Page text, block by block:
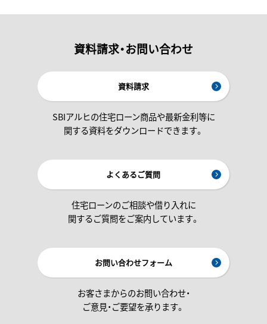
資料請求・お問い合わせ
資料請求
SBIアルヒの住宅ローン商品や最新金利等に
関する資料をダウンロードできます。
よくあるご質問
住宅ローンのご相談や借り入れに
関するご質問をご案内しています。
お問い合わせフォーム
お客さまからのお問い合わせ・
ご意見・ご要望を承ります。